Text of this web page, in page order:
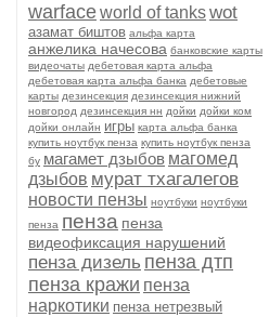
warfaceworld of tankswot
азамат биштов альфа карта
анжелика начесова банковские карты
видеочаты дебетовая карта альфа
дебетовая карта альфа банка дебетовые
карты дезинсекция дезинсекция нижний
новгород дезинсекция нн дойки дойки ком
дойки онлайн игры карта альфа банка
купить ноутбук пенза купить ноутбук пенза
бу магамет дзыбов магомед
дзыбов мурат тхагалегов
новости пензы ноутбуки ноутбуки
пенза пенза пенза
видеофиксация нарушений
пенза дизель пенза дтп
пенза кражи пенза
наркотики пенза нетрезвый